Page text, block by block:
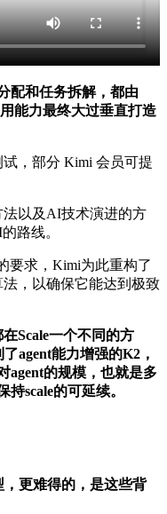
配和任务拆解，都由
能力最终大过垂直打造
试，部分 Kimi 会员可提
以及AI技术演进的方
路线。
要求，Kimi为此重构了
，以确保它能达到极致
Scale一个不同的方
agent能力增强的K2，
agent的规模，也就是多
scale的可延续。
更难得的，是这些背